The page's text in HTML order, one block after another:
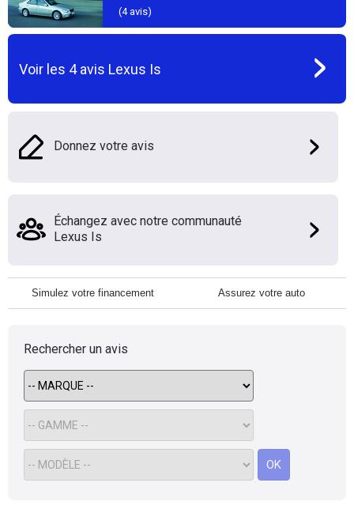
(4avis)
Voir les 4avis Lexus Is
Donnez votre avis
Échangez avec notre communauté
Lexus Is
Simulez votre financement Assurez votre auto
Rechercher un avis
OK